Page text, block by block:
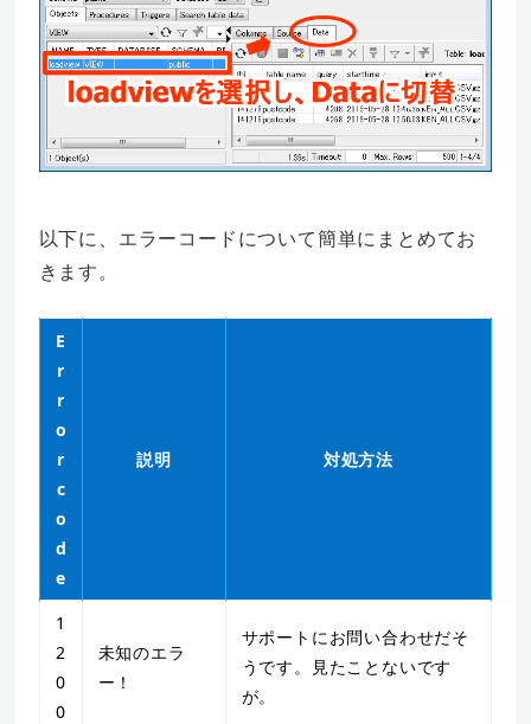
以下に、エラーコードについて簡単にまとめてお
きます。
E
r
r
o
r
c
o
d
e
説明 対処方法
1
2
0
0
未知のエラ
ー！
サポートにお問い合わせだそ
うです。見たことないです
が。